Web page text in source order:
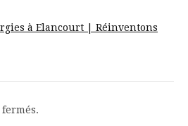
à Elancourt | Réinventons